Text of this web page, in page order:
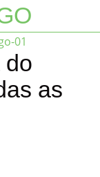
do
as